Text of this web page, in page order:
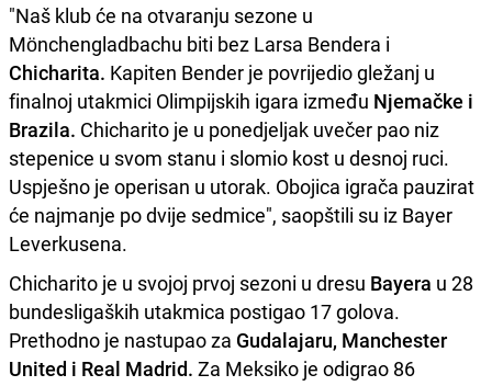
"Naš klub će na otvaranju sezone u
Mönchengladbachu biti bez Larsa Bendera i
Chicharita. Kapiten Bender je povrijedio gležanj u
finalnoj utakmici Olimpijskih igara između Njemačke i
Brazila. Chicharito je u ponedjeljak uvečer pao niz
stepenice u svom stanu i slomio kost u desnoj ruci.
Uspješno je operisan u utorak. Obojica igrača pauzirat
će najmanje po dvije sedmice", saopštili su iz Bayer
Leverkusena.
Chicharito je u svojoj prvoj sezoni u dresu Bayera u 28
bundesligaških utakmica postigao 17 golova.
Prethodno je nastupao za Gudalajaru, Manchester
United i Real Madrid. Za Meksiko je odigrao 86